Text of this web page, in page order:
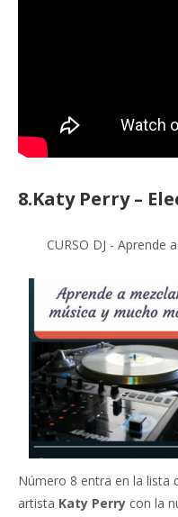
8.Katy Perry –
CURSO DJ - Aprende
Número 8 entra en la lista
artista Katy Perry con la